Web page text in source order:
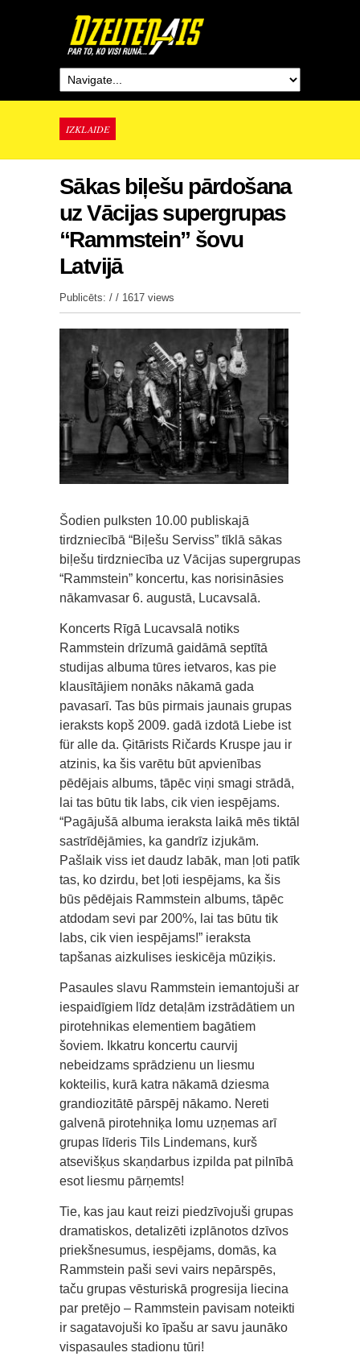
IZKLAIDE
Sākas biļešu pārdošana
uz Vācijas supergrupas
“Rammstein” šovu
Latvijā
Publicēts: / / 1617 views
Šodien pulksten 10.00 publiskajā
tirdzniecībā “Biļešu Serviss” tīklā sākas
biļešu tirdzniecība uz Vācijas supergrupas
“Rammstein” koncertu, kas norisināsies
nākamvasar 6. augustā, Lucavsalā.
Koncerts Rīgā Lucavsalā notiks
Rammstein drīzumā gaidāmā septītā
studijas albuma tūres ietvaros, kas pie
klausītājiem nonāks nākamā gada
pavasarī. Tas būs pirmais jaunais grupas
ieraksts kopš 2009. gadā izdotā Liebe ist
für alle da. Ģitārists Ričards Kruspe jau ir
atzinis, ka šis varētu būt apvienības
pēdējais albums, tāpēc viņi smagi strādā,
lai tas būtu tik labs, cik vien iespējams.
“Pagājušā albuma ieraksta laikā mēs tiktāl
sastrīdējāmies, ka gandrīz izjukām.
Pašlaik viss iet daudz labāk, man ļoti patīk
tas, ko dzirdu, bet ļoti iespējams, ka šis
būs pēdējais Rammstein albums, tāpēc
atdodam sevi par 200%, lai tas būtu tik
labs, cik vien iespējams!” ieraksta
tapšanas aizkulises ieskicēja mūziķis.
Pasaules slavu Rammstein iemantojuši ar
iespaidīgiem līdz detaļām izstrādātiem un
pirotehnikas elementiem bagātiem
šoviem. Ikkatru koncertu caurvij
nebeidzams sprādzienu un liesmu
kokteilis, kurā katra nākamā dziesma
grandiozitātē pārspēj nākamo. Nereti
galvenā pirotehniķa lomu uzņemas arī
grupas līderis Tils Lindemans, kurš
atsevišķus skaņdarbus izpilda pat pilnībā
esot liesmu pārņemts!
Tie, kas jau kaut reizi piedzīvojuši grupas
dramatiskos, detalizēti izplānotos dzīvos
priekšnesumus, iespējams, domās, ka
Rammstein paši sevi vairs nepārspēs,
taču grupas vēsturiskā progresija liecina
par pretējo – Rammstein pavisam noteikti
ir sagatavojuši ko īpašu ar savu jaunāko
vispasaules stadionu tūri!